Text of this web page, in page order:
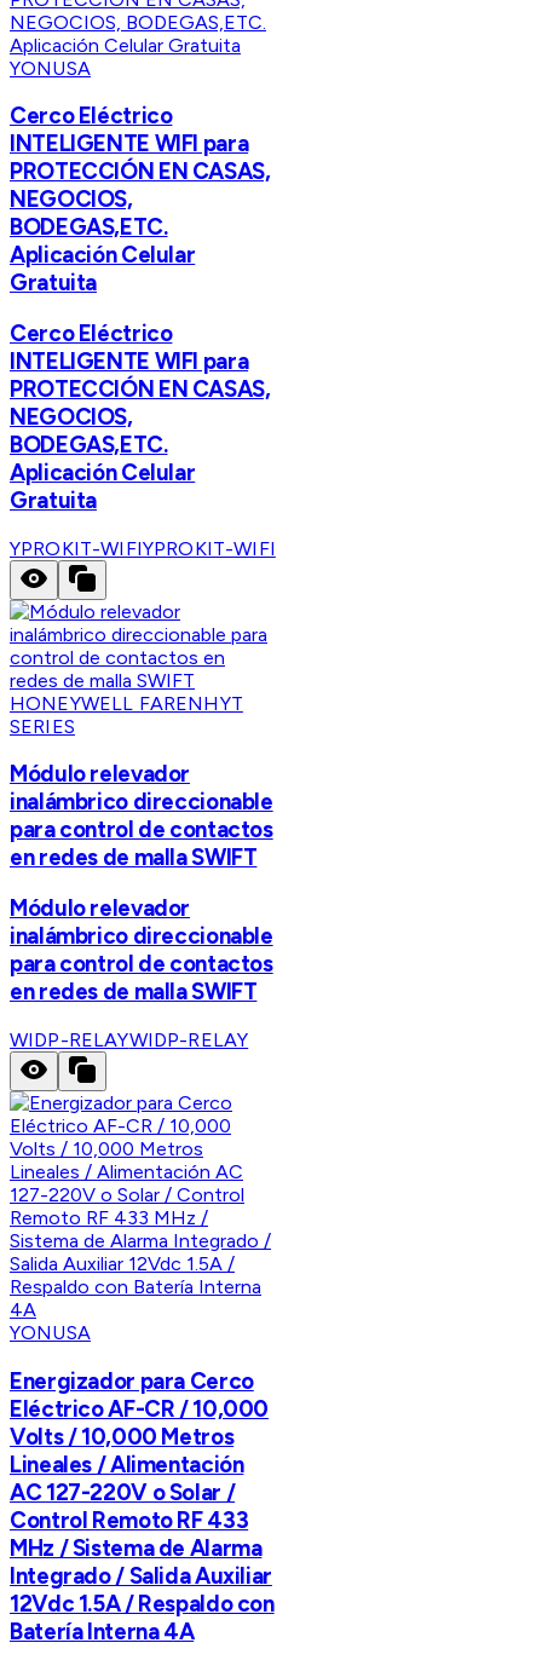
YONUSA
Cerco Eléctrico
INTELIGENTE WIFI para
PROTECCIÓN EN CASAS,
NEGOCIOS,
BODEGAS,ETC.
Aplicación Celular
Gratuita
Cerco Eléctrico
INTELIGENTE WIFI para
PROTECCIÓN EN CASAS,
NEGOCIOS,
BODEGAS,ETC.
Aplicación Celular
Gratuita
YPROKIT-WIFIYPROKIT-WIFI
HONEYWELL FARENHYT
SERIES
Módulo relevador
inalámbrico direccionable
para control de contactos
en redes de malla SWIFT
Módulo relevador
inalámbrico direccionable
para control de contactos
en redes de malla SWIFT
WIDP-RELAYWIDP-RELAY
YONUSA
Energizador para Cerco
Eléctrico AF-CR / 10,000
Volts / 10,000 Metros
Lineales / Alimentación
AC 127-220V o Solar /
Control Remoto RF 433
MHz / Sistema de Alarma
Integrado / Salida Auxiliar
12Vdc 1.5A / Respaldo con
Batería Interna 4A